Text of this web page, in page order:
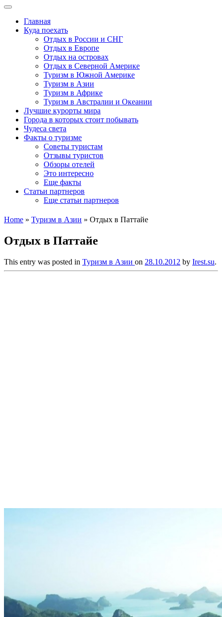
Главная
Куда поехать
Отдых в России и СНГ
Отдых в Европе
Отдых на островах
Отдых в Северной Америке
Туризм в Южной Америке
Туризм в Азии
Туризм в Африке
Туризм в Австралии и Океании
Лучшие курорты мира
Города в которых стоит побывать
Чудеса света
Факты о туризме
Советы туристам
Отзывы туристов
Обзоры отелей
Это интересно
Еще факты
Статьи партнеров
Еще статьи партнеров
Home » Туризм в Азии » Отдых в Паттайе
Отдых в Паттайе
This entry was posted in Туризм в Азии on 28.10.2012 by Irest.su.